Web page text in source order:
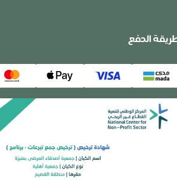
الدفع